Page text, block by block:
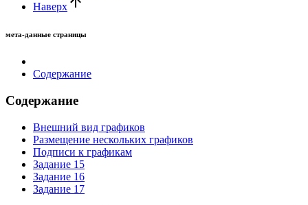
Наверх
мета-данные страницы
Содержание
Содержание
Внешний вид графиков
Размещение нескольких графиков
Подписи к графикам
Задание 15
Задание 16
Задание 17